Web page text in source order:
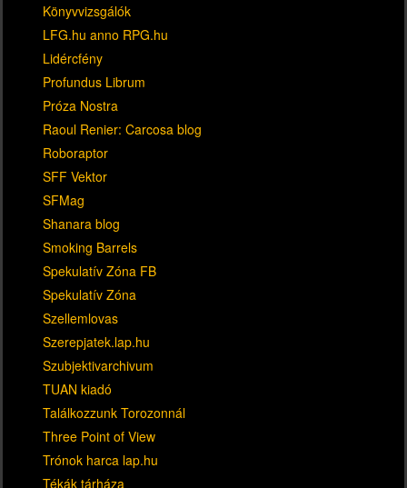
Könyvvizsgálók
LFG.hu anno RPG.hu
Lidércfény
Profundus Librum
Próza Nostra
Raoul Renier: Carcosa blog
Roboraptor
SFF Vektor
SFMag
Shanara blog
Smoking Barrels
Spekulatív Zóna FB
Spekulatív Zóna
Szellemlovas
Szerepjatek.lap.hu
Szubjektivarchivum
TUAN kiadó
Találkozzunk Torozonnál
Three Point of View
Trónok harca lap.hu
Tékák tárháza